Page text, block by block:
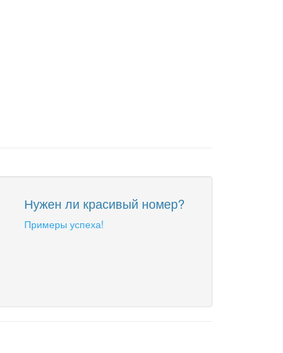
Нужен ли красивый номер?
Примеры успеха!